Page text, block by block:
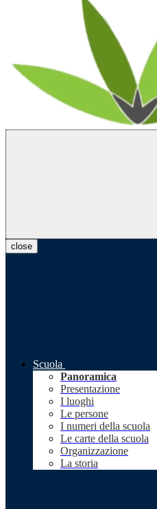
close
Scuola
Panoramica
Presentazione
I luoghi
Le persone
I numeri della scuola
Le carte della scuola
Organizzazione
La storia